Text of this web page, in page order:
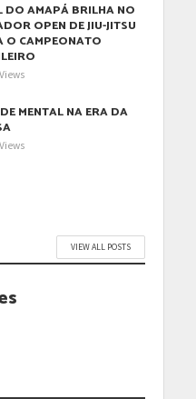
DO AMAPÁ BRILHA NO
OPEN DE JIU-JITSU
O CAMPEONATO
MENTAL NA ERA DA
VIEW ALL POSTS